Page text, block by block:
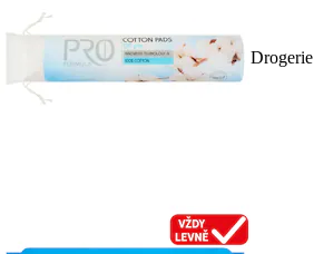
Drogerie